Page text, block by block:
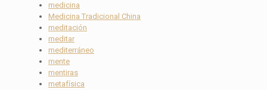
medicina
Medicina Tradicional China
meditación
meditar
mediterráneo
mente
mentiras
metafísica